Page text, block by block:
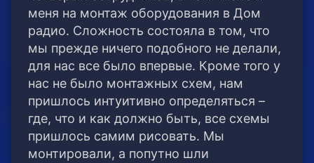
меня на монтаж оборудования в Дом
радио. Сложность состояла в том, что
мы прежде ничего подобного не делали,
для нас все было впервые. Кроме того у
нас не было монтажных схем, нам
пришлось интуитивно определяться –
где, что и как должно быть, все схемы
пришлось самим рисовать. Мы
монтировали, а попутно шли